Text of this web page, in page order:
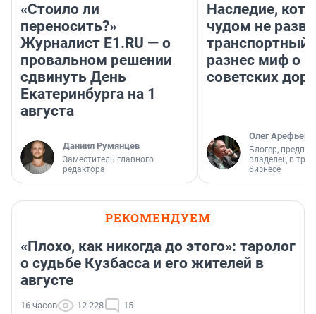
«Стоило ли
переносить?»
Журналист E1.RU — о
провальном решении
сдвинуть День
Екатеринбурга на 1
августа
Даниил Румянцев
Заместитель главного
редактора
Наследие,
чудом не
транспортный
разнес миф о
советских
Олег Арефьев
Блогер,
владелец в
бизнесе
РЕКОМЕНДУЕМ
«Плохо, как никогда до этого»: таролог
о судьбе Кузбасса и его жителей в
августе
16 часов 12 228 15